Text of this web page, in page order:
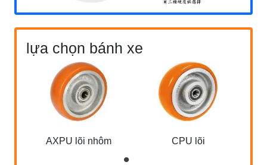
lựa chọn bánh xe
AXPU lõi nhôm CPU lõi